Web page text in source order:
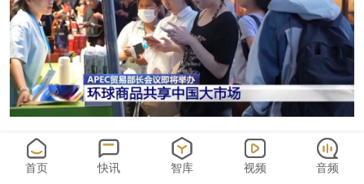
活动现场设置30个特色品牌展位，汇集来自30余个国家和地
首页 快讯 智库 视频 音频